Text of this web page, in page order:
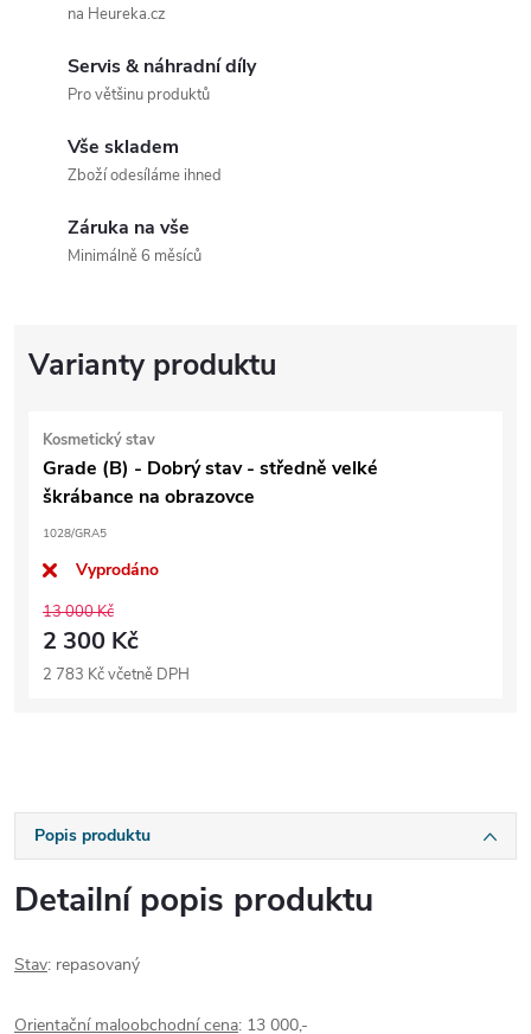
na Heureka.cz
Servis & náhradní díly
Pro většinu produktů
Vše skladem
Zboží odesíláme ihned
Záruka na vše
Minimálně 6 měsíců
Kosmetický stav
Grade (B) - Dobrý stav - středně velké
škrábance na obrazovce
1028/GRA5
Vyprodáno
13 000 Kč
2 300 Kč
2 783 Kč včetně DPH
Popis produktu
Detailní popis produktu
Stav: repasovaný
Orientační maloobchodní cena: 13 000,-